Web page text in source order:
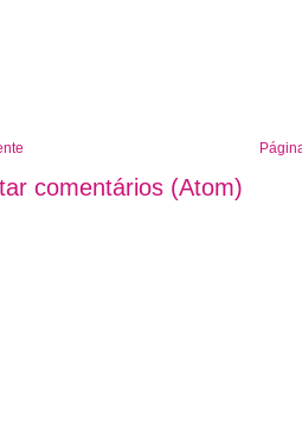
comentários (Atom)